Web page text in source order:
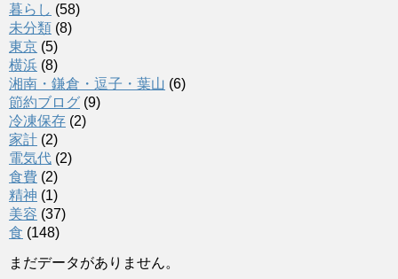
暮らし (58)
未分類 (8)
東京 (5)
横浜 (8)
湘南・鎌倉・逗子・葉山 (6)
節約ブログ (9)
冷凍保存 (2)
家計 (2)
電気代 (2)
食費 (2)
精神 (1)
美容 (37)
食 (148)
まだデータがありません。